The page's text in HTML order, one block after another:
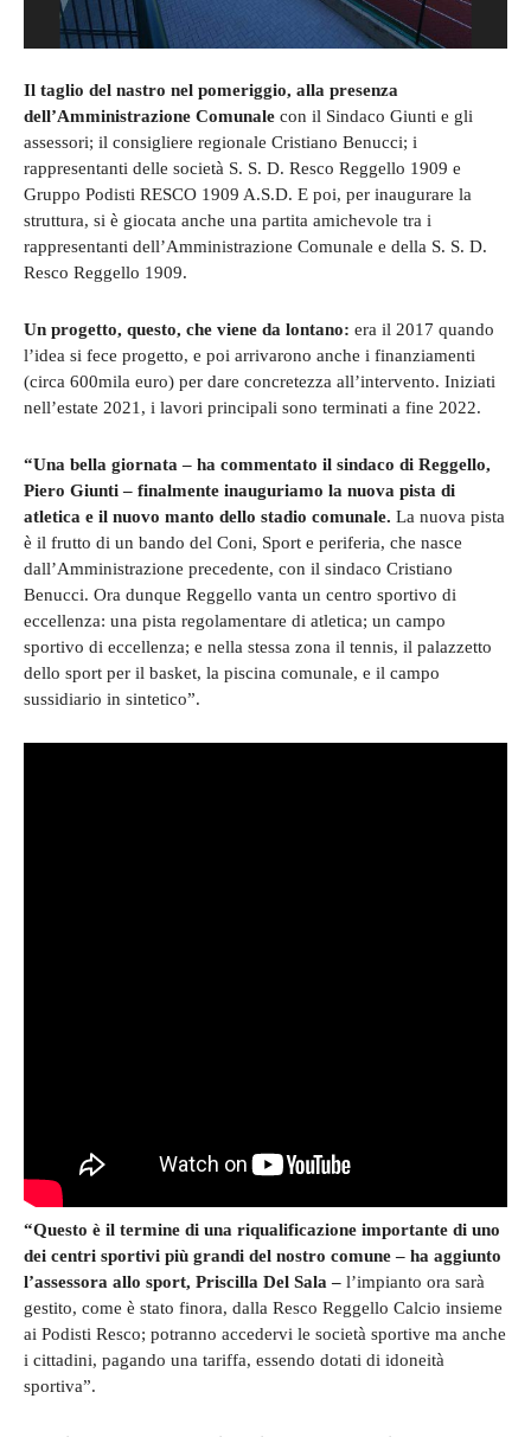
Il taglio del nastro nel pomeriggio, alla presenza
dell’Amministrazione Comunale con il Sindaco Giunti e gli
assessori; il consigliere regionale Cristiano Benucci; i
rappresentanti delle società S. S. D. Resco Reggello 1909 e
Gruppo Podisti RESCO 1909 A.S.D. E poi, per inaugurare la
struttura, si è giocata anche una partita amichevole tra i
rappresentanti dell’Amministrazione Comunale e della S. S. D.
Resco Reggello 1909.
Un progetto, questo, che viene da lontano: era il 2017 quando
l’idea si fece progetto, e poi arrivarono anche i finanziamenti
(circa 600mila euro) per dare concretezza all’intervento. Iniziati
nell’estate 2021, i lavori principali sono terminati a fine 2022.
“Una bella giornata – ha commentato il sindaco di Reggello,
Piero Giunti – finalmente inauguriamo la nuova pista di
atletica e il nuovo manto dello stadio comunale. La nuova pista
è il frutto di un bando del Coni, Sport e periferia, che nasce
dall’Amministrazione precedente, con il sindaco Cristiano
Benucci. Ora dunque Reggello vanta un centro sportivo di
eccellenza: una pista regolamentare di atletica; un campo
sportivo di eccellenza; e nella stessa zona il tennis, il palazzetto
dello sport per il basket, la piscina comunale, e il campo
sussidiario in sintetico”.
“Questo è il termine di una riqualificazione importante di uno
dei centri sportivi più grandi del nostro comune – ha aggiunto
l’assessora allo sport, Priscilla Del Sala – l’impianto ora sarà
gestito, come è stato finora, dalla Resco Reggello Calcio insieme
ai Podisti Resco; potranno accedervi le società sportive ma anche
i cittadini, pagando una tariffa, essendo dotati di idoneità
sportiva”.